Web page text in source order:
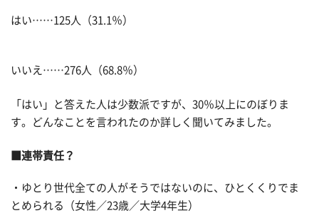
はい……125人（31.1％）
いいえ……276人（68.8％）
「はい」と答えた人は少数派ですが、30％以上にのぼりま
す。どんなことを言われたのか詳しく聞いてみました。
■連帯責任？
・ゆとり世代全ての人がそうではないのに、ひとくくりでま
とめられる（女性／23歳／大学4年生）